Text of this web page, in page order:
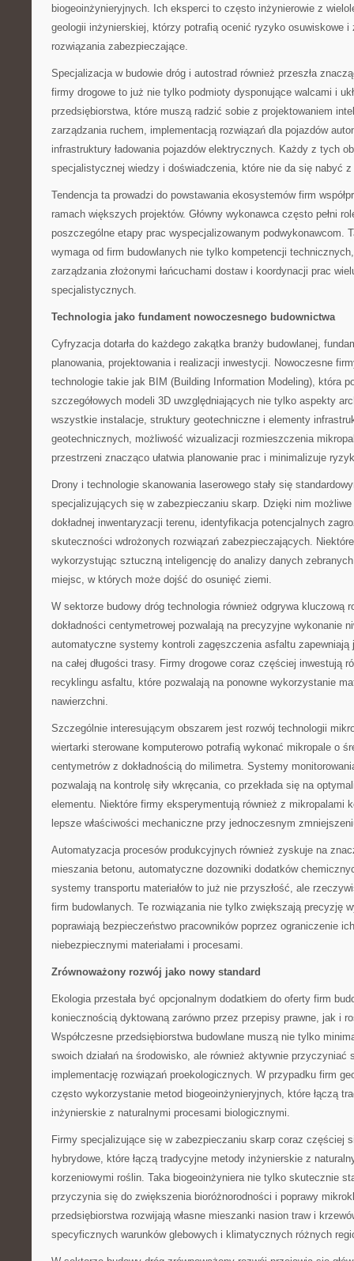
biogeoinżynieryjnych. Ich eksperci to często inżynierowie z
geologii inżynierskiej, którzy potrafią ocenić ryzyko osuwiskowe i
rozwiązania zabezpieczające.
Specjalizacja w budowie dróg i autostrad również przeszła
firmy drogowe to już nie tylko podmioty dysponujące walcami i
przedsiębiorstwa, które muszą radzić sobie z projektowaniem
zarządzania ruchem, implementacją rozwiązań dla pojazdów
infrastruktury ładowania pojazdów elektrycznych. Każdy z tych
specjalistycznej wiedzy i doświadczenia, które nie da się nabyć
Tendencja ta prowadzi do powstawania ekosystemów firm
ramach większych projektów. Główny wykonawca często pełni
poszczególne etapy prac wyspecjalizowanym podwykonawcom.
wymaga od firm budowlanych nie tylko kompetencji
zarządzania złożonymi łańcuchami dostaw i koordynacji prac
specjalistycznych.
Technologia jako fundament nowoczesnego budownictwa
Cyfryzacja dotarła do każdego zakątka branży budowlanej,
planowania, projektowania i realizacji inwestycji. Nowoczesne
technologie takie jak BIM (Building Information Modeling), która
szczegółowych modeli 3D uwzględniających nie tylko aspekty
wszystkie instalacje, struktury geotechniczne i elementy
geotechnicznych, możliwość wizualizacji rozmieszczenia
przestrzeni znacząco ułatwia planowanie prac i minimalizuje
Drony i technologie skanowania laserowego stały się
specjalizujących się w zabezpieczaniu skarp. Dzięki nim
dokładnej inwentaryzacji terenu, identyfikacja potencjalnych
skuteczności wdrożonych rozwiązań zabezpieczających.
wykorzystując sztuczną inteligencję do analizy danych
miejsc, w których może dojść do osunięć ziemi.
W sektorze budowy dróg technologia również odgrywa kluczową
dokładności centymetrowej pozwalają na precyzyjne wykonanie
automatyczne systemy kontroli zagęszczenia asfaltu zapewniają
na całej długości trasy. Firmy drogowe coraz częściej inwestują
recyklingu asfaltu, które pozwalają na ponowne wykorzystanie
nawierzchni.
Szczególnie interesującym obszarem jest rozwój technologii
wiertarki sterowane komputerowo potrafią wykonać mikropale o
centymetrów z dokładnością do milimetra. Systemy
pozwalają na kontrolę siły wkręcania, co przekłada się na
elementu. Niektóre firmy eksperymentują również z mikropalami
lepsze właściwości mechaniczne przy jednoczesnym
Automatyzacja procesów produkcyjnych również zyskuje na
mieszania betonu, automatyczne dozowniki dodatków
systemy transportu materiałów to już nie przyszłość, ale
firm budowlanych. Te rozwiązania nie tylko zwiększają precyzję
poprawiają bezpieczeństwo pracowników poprzez ograniczenie
niebezpiecznymi materiałami i procesami.
Zrównoważony rozwój jako nowy standard
Ekologia przestała być opcjonalnym dodatkiem do oferty firm
koniecznością dyktowaną zarówno przez przepisy prawne, jak i
Współczesne przedsiębiorstwa budowlane muszą nie tylko
swoich działań na środowisko, ale również aktywnie przyczyniać
implementację rozwiązań proekologicznych. W przypadku firm
często wykorzystanie metod biogeoinżynieryjnych, które łączą
inżynierskie z naturalnymi procesami biologicznymi.
Firmy specjalizujące się w zabezpieczaniu skarp coraz częściej
hybrydowe, które łączą tradycyjne metody inżynierskie z
korzeniowymi roślin. Taka biogeoinżyniera nie tylko skutecznie
przyczynia się do zwiększenia bioróżnorodności i poprawy
przedsiębiorstwa rozwijają własne mieszanki nasion traw i
specyficznych warunków glebowych i klimatycznych różnych